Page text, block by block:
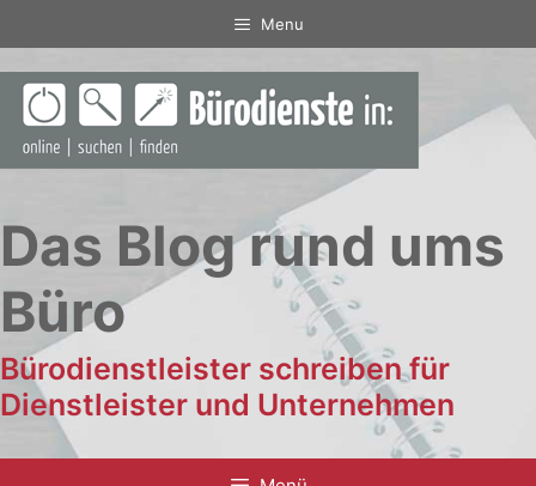
Inhalt
springen
Menu
Das Blog rund ums
Büro
Bürodienstleister schreiben für
Dienstleister und Unternehmen